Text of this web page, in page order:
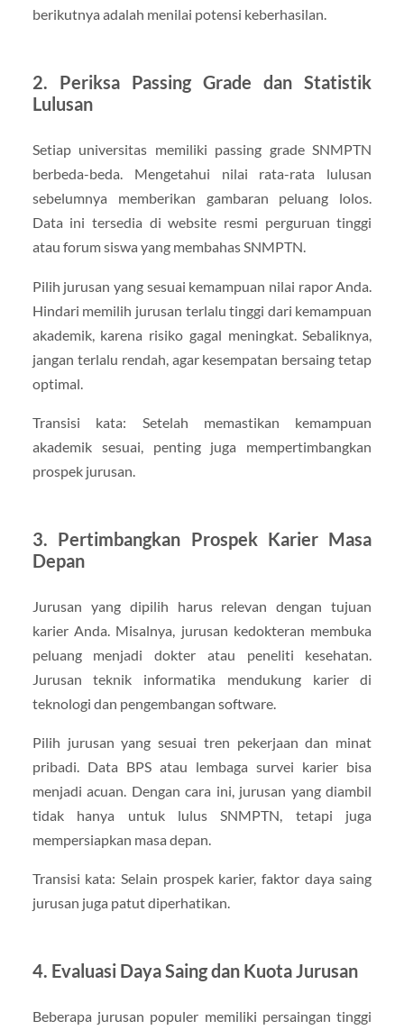
berikutnya adalah menilai potensi keberhasilan.
2. Periksa Passing Grade dan Statistik
Lulusan
Setiap universitas memiliki passing grade SNMPTN
berbeda-beda. Mengetahui nilai rata-rata lulusan
sebelumnya memberikan gambaran peluang lolos.
Data ini tersedia di website resmi perguruan tinggi
atau forum siswa yang membahas SNMPTN.
Pilih jurusan yang sesuai kemampuan nilai rapor Anda.
Hindari memilih jurusan terlalu tinggi dari kemampuan
akademik, karena risiko gagal meningkat. Sebaliknya,
jangan terlalu rendah, agar kesempatan bersaing tetap
optimal.
Transisi kata: Setelah memastikan kemampuan
akademik sesuai, penting juga mempertimbangkan
prospek jurusan.
3. Pertimbangkan Prospek Karier Masa
Depan
Jurusan yang dipilih harus relevan dengan tujuan
karier Anda. Misalnya, jurusan kedokteran membuka
peluang menjadi dokter atau peneliti kesehatan.
Jurusan teknik informatika mendukung karier di
teknologi dan pengembangan software.
Pilih jurusan yang sesuai tren pekerjaan dan minat
pribadi. Data BPS atau lembaga survei karier bisa
menjadi acuan. Dengan cara ini, jurusan yang diambil
tidak hanya untuk lulus SNMPTN, tetapi juga
mempersiapkan masa depan.
Transisi kata: Selain prospek karier, faktor daya saing
jurusan juga patut diperhatikan.
4. Evaluasi Daya Saing dan Kuota Jurusan
Beberapa jurusan populer memiliki persaingan tinggi